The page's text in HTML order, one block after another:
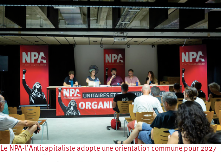
Le NPA-l’Anticapitaliste adopte une orientation commune pour 2027